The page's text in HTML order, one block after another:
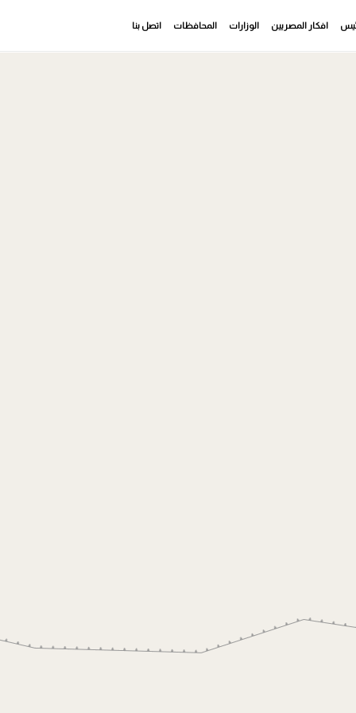
افكار المصريين الوزارات المحافظات اتصل بنا